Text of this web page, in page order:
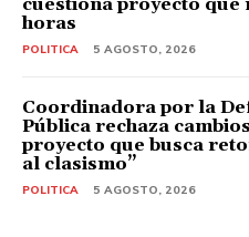
horas
POLITICA 5 AGOSTO, 2026
Coordinadora por la
Pública rechaza
proyecto que busca
al clasismo”
POLITICA 5 AGOSTO, 2026